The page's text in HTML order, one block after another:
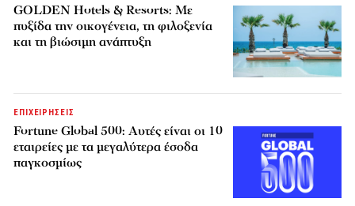
GOLDEN Hotels & Resorts: Με
πυξίδα την οικογένεια, τη φιλοξενία
και τη βιώσιμη ανάπτυξη
ΕΠΙΧΕΙΡΗΣΕΙΣ
Fortune Global 500: Αυτές είναι οι 10
εταιρείες με τα μεγαλύτερα έσοδα
παγκοσμίως